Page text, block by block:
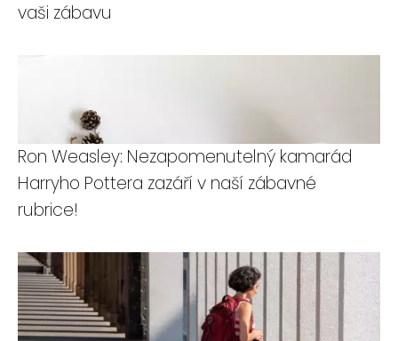
vaši zábavu
Ron Weasley: Nezapomenutelný kamarád
Harryho Pottera zazáří v naší zábavné
rubrice!